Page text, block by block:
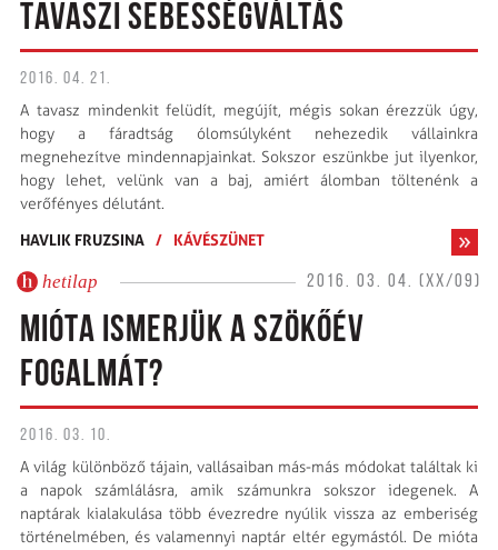
TAVASZI SEBESSÉGVÁLTÁS
2016. 04. 21.
A tavasz mindenkit felüdít, megújít, mégis sokan érezzük úgy,
hogy a fáradtság ólomsúlyként nehezedik vállainkra
megnehezítve mindennapjainkat. Sokszor eszünkbe jut ilyenkor,
hogy lehet, velünk van a baj, amiért álomban töltenénk a
verőfényes délutánt.
HAVLIK FRUZSINA / KÁVÉSZÜNET
hetilap 2016. 03. 04. (XX/09)
MIÓTA ISMERJÜK A SZÖKŐÉV
FOGALMÁT?
2016. 03. 10.
A világ különböző tájain, vallásaiban más-más módokat találtak ki
a napok számlálásra, amik számunkra sokszor idegenek. A
naptárak kialakulása több évezredre nyúlik vissza az emberiség
történelmében, és valamennyi naptár eltér egymástól. De mióta